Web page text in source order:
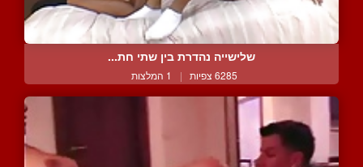
שלישייה נהדרת בין שתי חת...
6285 צפיות | 1 המלצות